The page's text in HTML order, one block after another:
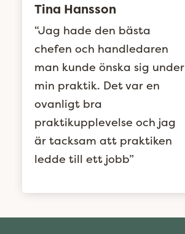
Tina Hansson
“Jag hade den bästa
chefen och handledaren
man kunde önska sig under
min praktik. Det var en
ovanligt bra
praktikupplevelse och jag
är tacksam att praktiken
ledde till ett jobb”